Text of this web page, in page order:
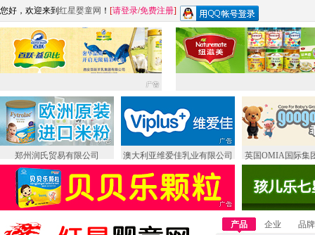
您好，欢迎来到 红星婴童网 ！ [请登录/免费注册]
郑州润氏贸易有限公司 澳大利亚维爱佳乳业有限公司 英国OMIA国际集
产品 企业 品牌